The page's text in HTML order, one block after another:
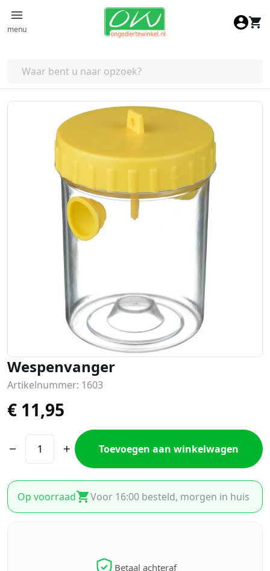
menu
Wespenvanger
Artikelnummer: 1603
€ 11,95
Toevoegen aan winkelwagen
Op voorraad Voor 16:00 besteld, morgen in huis
Betaal achteraf